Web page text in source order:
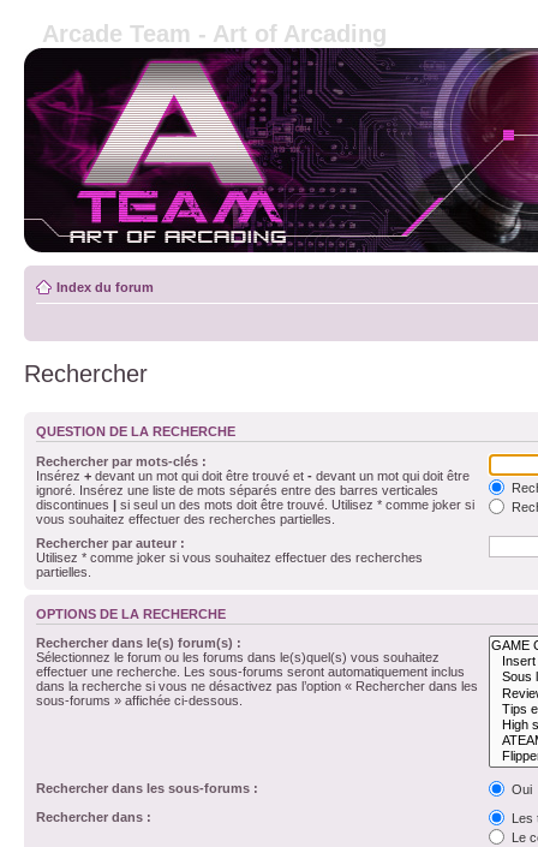
Arcade Team - Art of Arcading
Index du forum
Rechercher
QUESTION DE LA RECHERCHE
Rechercher par mots-clés :
Insérez + devant un mot qui doit être trouvé et - devant un mot qui doit être
ignoré. Insérez une liste de mots séparés entre des barres verticales
discontinues | si seul un des mots doit être trouvé. Utilisez * comme joker si
vous souhaitez effectuer des recherches partielles.
Rechercher par auteur :
Utilisez * comme joker si vous souhaitez effectuer des recherches
partielles.
OPTIONS DE LA RECHERCHE
Rechercher dans le(s) forum(s) :
Sélectionnez le forum ou les forums dans le(s)quel(s) vous souhaitez
effectuer une recherche. Les sous-forums seront automatiquement inclus
dans la recherche si vous ne désactivez pas l’option « Rechercher dans les
sous-forums » affichée ci-dessous.
Rechercher dans les sous-forums :
Oui
Rechercher dans :
Les
Le